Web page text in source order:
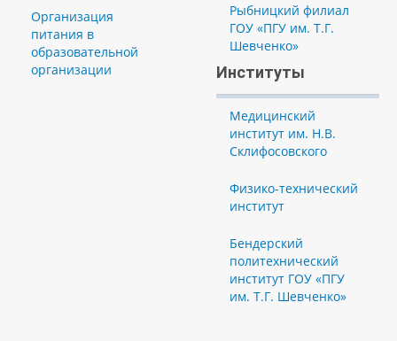
Организация
питания в
образовательной
организации
Рыбницкий филиал
ГОУ «ПГУ им. Т.Г.
Шевченко»
Институты
Медицинский
институт им. Н.В.
Склифосовского
Физико-технический
институт
Бендерский
политехнический
институт ГОУ «ПГУ
им. Т.Г. Шевченко»